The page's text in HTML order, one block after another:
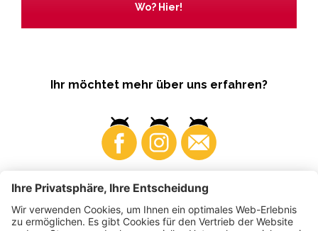
Wo? Hier!
Ihr möchtet mehr über uns erfahren?
Business Produzenten